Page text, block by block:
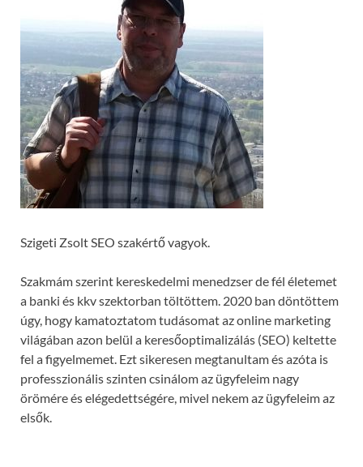
Szigeti Zsolt SEO szakértő vagyok.
Szakmám szerint kereskedelmi menedzser de fél életemet
a banki és kkv szektorban töltöttem. 2020 ban döntöttem
úgy, hogy kamatoztatom tudásomat az online marketing
világában azon belül a keresőoptimalizálás (SEO) keltette
fel a figyelmemet. Ezt sikeresen megtanultam és azóta is
professzionális szinten csinálom az ügyfeleim nagy
örömére és elégedettségére, mivel nekem az ügyfeleim az
elsők.